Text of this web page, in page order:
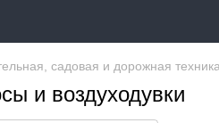
садовая и дорожная
и воздуходувки